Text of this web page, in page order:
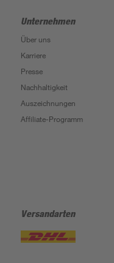
Unternehmen
Über uns
Karriere
Presse
Nachhaltigkeit
Auszeichnungen
Affiliate-Programm
Versandarten